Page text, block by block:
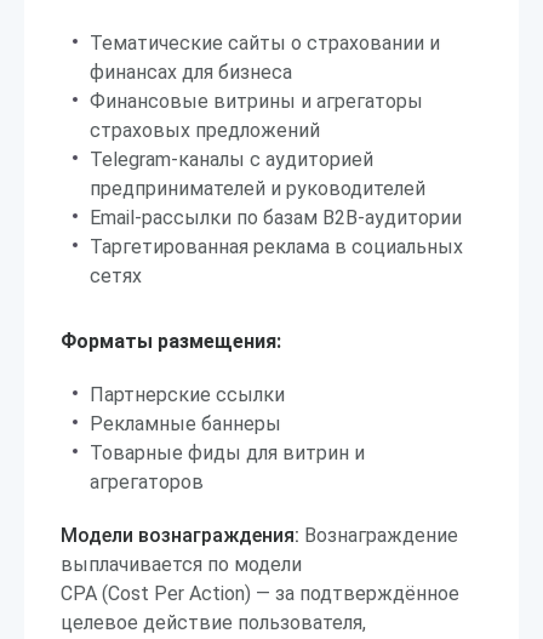
Тематические сайты о страховании и
финансах для бизнеса
Финансовые витрины и агрегаторы
страховых предложений
Telegram-каналы с аудиторией
предпринимателей и руководителей
Email-рассылки по базам B2B-аудитории
Таргетированная реклама в социальных
сетях
Форматы размещения:
Партнерские ссылки
Рекламные баннеры
Товарные фиды для витрин и
агрегаторов
Модели вознаграждения: Вознаграждение
выплачивается по модели
CPA (Cost Per Action) — за подтверждённое
целевое действие пользователя,